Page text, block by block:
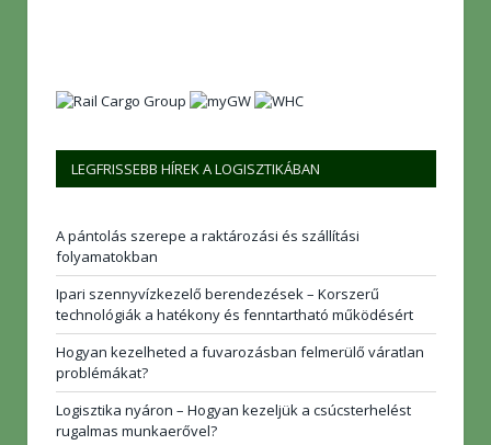
LEGFRISSEBB HÍREK A LOGISZTIKÁBAN
A pántolás szerepe a raktározási és szállítási
folyamatokban
Ipari szennyvízkezelő berendezések – Korszerű
technológiák a hatékony és fenntartható működésért
Hogyan kezelheted a fuvarozásban felmerülő váratlan
problémákat?
Logisztika nyáron – Hogyan kezeljük a csúcsterhelést
rugalmas munkaerővel?